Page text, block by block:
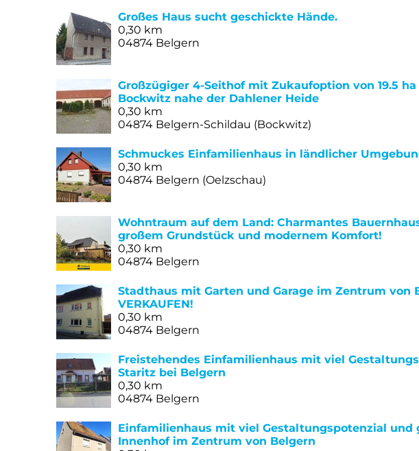
Großes Haus sucht geschickte Hände.
0,30 km
04874 Belgern
Großzügiger 4-Seithof mit Zukaufoption von 19.5
Bockwitz nahe der Dahlener Heide
0,30 km
04874 Belgern-Schildau (Bockwitz)
Schmuckes Einfamilienhaus in ländlicher
0,30 km
04874 Belgern (Oelzschau)
Wohntraum auf dem Land: Charmantes
großem Grundstück und modernem Komfort!
0,30 km
04874 Belgern
Stadthaus mit Garten und Garage im Zentrum von
VERKAUFEN!
0,30 km
04874 Belgern
Freistehendes Einfamilienhaus mit viel
Staritz bei Belgern
0,30 km
04874 Belgern
Einfamilienhaus mit viel Gestaltungspotenzial und
Innenhof im Zentrum von Belgern